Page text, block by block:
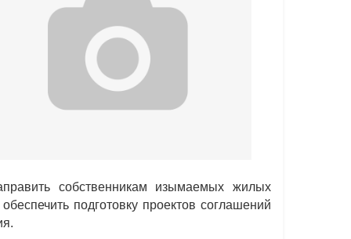
собственникам изымаемых жилых
подготовку проектов соглашений